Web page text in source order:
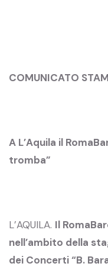
COMUNICATO
A L’Aquila il
tromba”
L’AQUILA. Il
nell’ambito della
dei Concerti “B.